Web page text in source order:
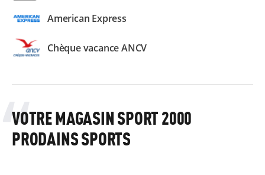
American Express
Chèque vacance ANCV
VOTRE MAGASIN SPORT 2000
PRODAINS SPORTS